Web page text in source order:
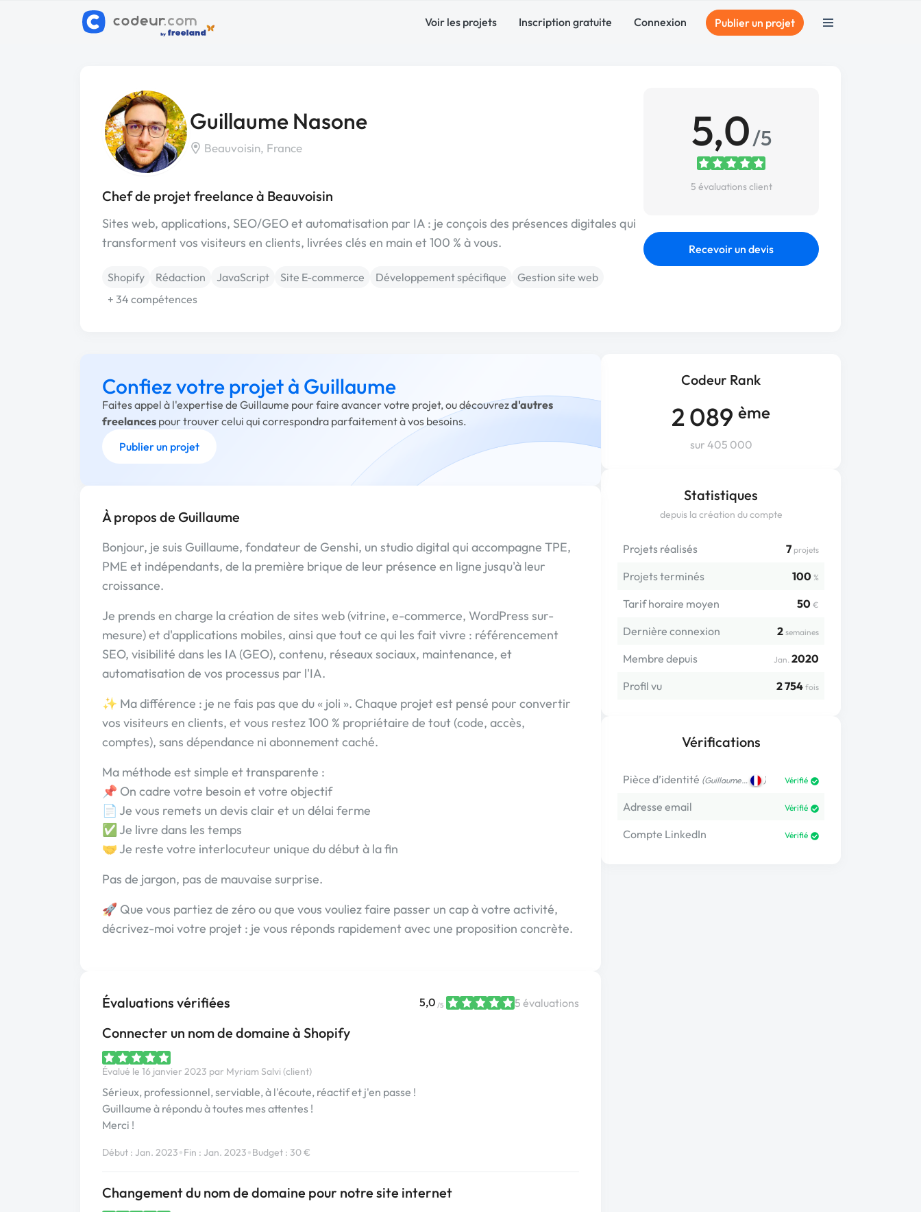
Voir les projets Inscription gratuite Connexion Publier un projet
Guillaume Nasone
Beauvoisin, France
Chef de projet freelance à Beauvoisin
Sites web, applications, SEO/GEO et automatisation par IA : je conçois des présences digitales qui
transforment vos visiteurs en clients, livrées clés en main et 100 % à vous.
Shopify Rédaction JavaScript Site E-commerce Développement spécifique
Gestion site web
+ 34 compétences
5,0/5
5 évaluations client
Recevoir un devis
Codeur Rank
2 089 ème
sur 405 000
Statistiques
depuis la création du compte
Projets réalisés 7 projets
Projets terminés 100 %
Tarif horaire moyen 50 €
Dernière connexion 2 semaines
Membre depuis Jan. 2020
Profil vu
2 754 fois
Vérifications
Pièce d’identité (Guillaume… ) Vérifié
Adresse email Vérifié
Compte LinkedIn Vérifié
Confiez votre projet à Guillaume
Faites appel à l'expertise de Guillaume pour faire avancer votre projet, ou découvrezd'autres
freelances pour trouver celui qui correspondra parfaitement à vos besoins.
Publier un projet
À propos de Guillaume
Bonjour, je suis Guillaume, fondateur de Genshi, un studio digital qui accompagne TPE,
PME et indépendants, de la première brique de leur présence en ligne jusqu'à leur
croissance.
Je prends en charge la création de sites web (vitrine, e-commerce, WordPress sur-
mesure) et d'applications mobiles, ainsi que tout ce qui les fait vivre : référencement
SEO, visibilité dans les IA (GEO), contenu, réseaux sociaux, maintenance, et
automatisation de vos processus par l'IA.
✨ Ma différence : je ne fais pas que du « joli ». Chaque projet est pensé pour convertir
vos visiteurs en clients, et vous restez 100 % propriétaire de tout (code, accès,
comptes), sans dépendance ni abonnement caché.
Ma méthode est simple et transparente :
📌 On cadre votre besoin et votre objectif
📄 Je vous remets un devis clair et un délai ferme
✅ Je livre dans les temps
🤝 Je reste votre interlocuteur unique du début à la fin
Pas de jargon, pas de mauvaise surprise.
🚀 Que vous partiez de zéro ou que vous vouliez faire passer un cap à votre activité,
décrivez-moi votre projet : je vous réponds rapidement avec une proposition concrète.
Évaluations vérifiées 5,0 /5 5 évaluations
Connecter un nom de domaine à Shopify
Évalué le 16 janvier 2023 par Myriam Salvi (client)
Sérieux, professionnel, serviable, à l'écoute, réactif et j'en passe !
Guillaume à répondu à toutes mes attentes !
Merci !
Début : Jan. 2023•Fin : Jan. 2023•Budget : 30 €
Changement du nom de domaine pour notre site internet